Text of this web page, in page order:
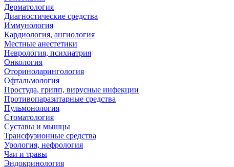
Дерматология
Диагностические средства
Иммунология
Кардиология, ангиология
Местные анестетики
Неврология, психиатрия
Онкология
Оториноларингология
Офтальмология
Простуда, грипп, вирусные инфекции
Противопаразитарные средства
Пульмонология
Стоматология
Суставы и мышцы
Трансфузионные средства
Урология, нефрология
Чаи и травы
Эндокринология